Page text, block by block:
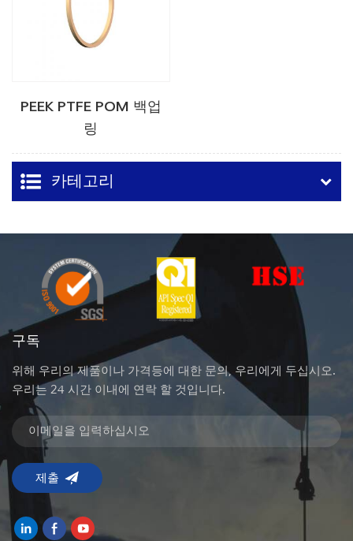
PEEK PTFE POM 백업
링
카테고리
구독
위해 우리의 제품이나 가격등에 대한 문의, 우리에게 두십시오.
우리는 24 시간 이내에 연락 할 것입니다.